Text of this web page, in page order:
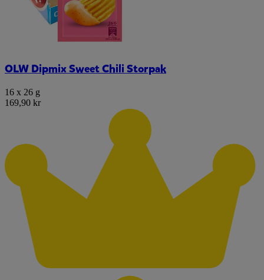
OLW Dipmix Sweet Chili Storpak
16 x 26 g
169,90 kr